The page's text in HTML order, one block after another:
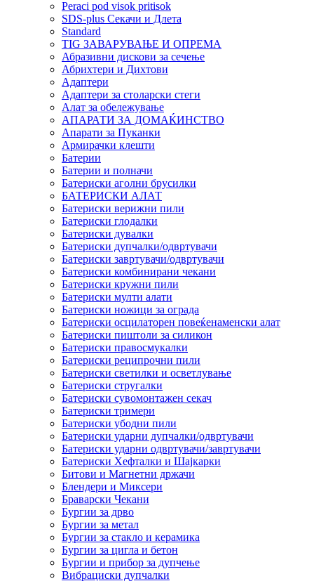
Peraci pod visok pritisok
SDS-plus Секачи и Длета
Standard
TIG ЗАВАРУВАЊЕ И ОПРЕМА
Абразивни дискови за сечење
Абрихтери и Дихтови
Адаптери
Адаптери за столарски стеги
Алат за обележување
АПАРАТИ ЗА ДОМАЌИНСТВО
Апарати за Пуканки
Армирачки клешти
Батерии
Батерии и полначи
Батериски аголни брусилки
БАТЕРИСКИ АЛАТ
Батериски верижни пили
Батериски глодалки
Батериски дувалки
Батериски дупчалки/одвртувачи
Батериски завртувачи/одвртувачи
Батериски комбинирани чекани
Батериски кружни пили
Батериски мулти алати
Батериски ножици за ограда
Батериски осцилаторен повеќенаменски алат
Батериски пиштоли за силикон
Батериски правосмукалки
Батериски реципрочни пили
Батериски светилки и осветлување
Батериски стругалки
Батериски сувомонтажен секач
Батериски тримери
Батериски убодни пили
Батериски ударни дупчалки/одвртувачи
Батериски ударни одвртувачи/завртувачи
Батериски Хефталки и Шајкарки
Битови и Магнетни држачи
Блендери и Миксери
Браварски Чекани
Бургии за дрво
Бургии за метал
Бургии за стакло и керамика
Бургии за цигла и бетон
Бургии и прибор за дупчење
Вибрациски дупчалки